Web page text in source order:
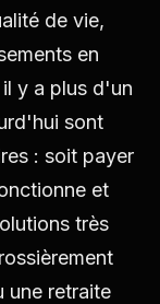
de vie,
en
y a plus d'un
sont
: soit payer
et
très
une retraite